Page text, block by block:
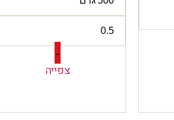
-
צפייה